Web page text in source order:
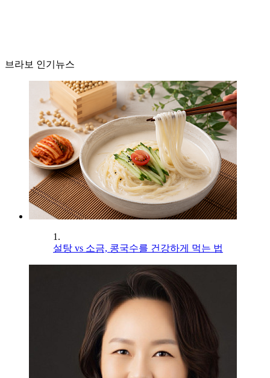
브라보 인기뉴스
1.
설탕 vs 소금, 콩국수를 건강하게 먹는 법